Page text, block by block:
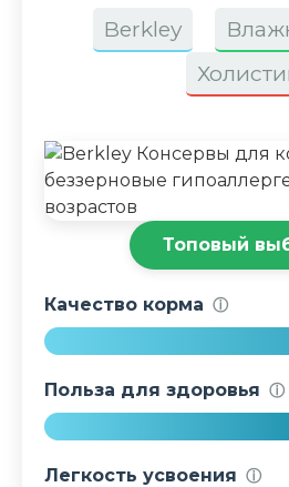
Berkley
Топовый
Качество корма ⓘ
Польза для здоровья ⓘ
Легкость усвоения ⓘ